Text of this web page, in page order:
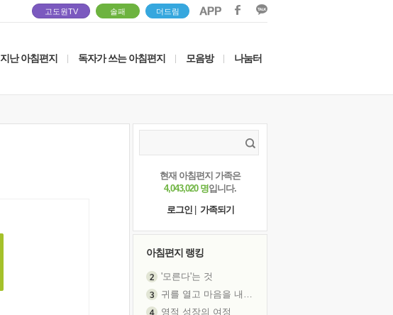
고도원TV 솔패 더드림
지난 아침편지 독자가 쓰는 아침편지 모음방 나눔터
현재 아침편지 가족은
4,043,020 명입니다.
로그인
가족되기
아침편지 랭킹
'모른다'는 것
영적 성장의 여정